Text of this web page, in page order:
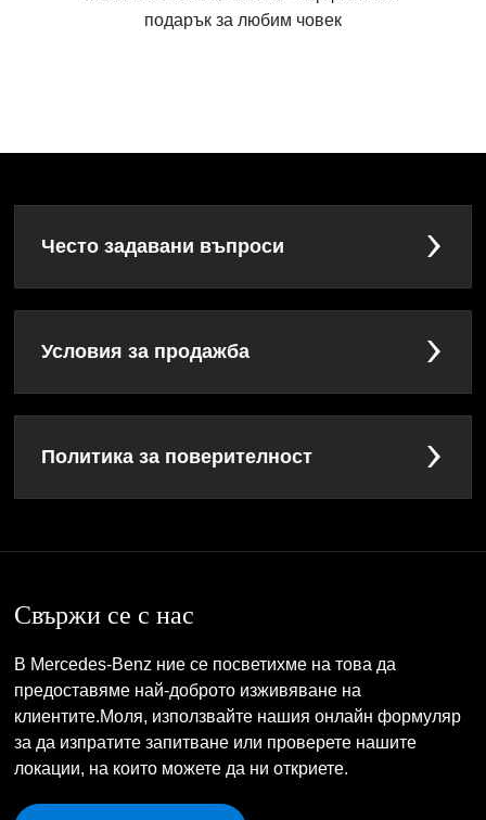
подарък за любим човек
Често задавани въпроси
Условия за продажба
Политика за поверителност
Свържи се с нас
В Mercedes-Benz ние се посветихме на това да
предоставяме най-доброто изживяване на
клиентите.Моля, използвайте нашия онлайн формуляр
за да изпратите запитване или проверете нашите
локации, на които можете да ни откриете.